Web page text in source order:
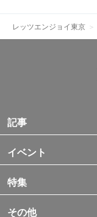
レッツエンジョイ東京
記事
イベント
特集
その他